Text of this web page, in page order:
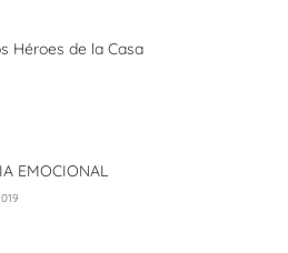
Héroes de la Casa
EMOCIONAL